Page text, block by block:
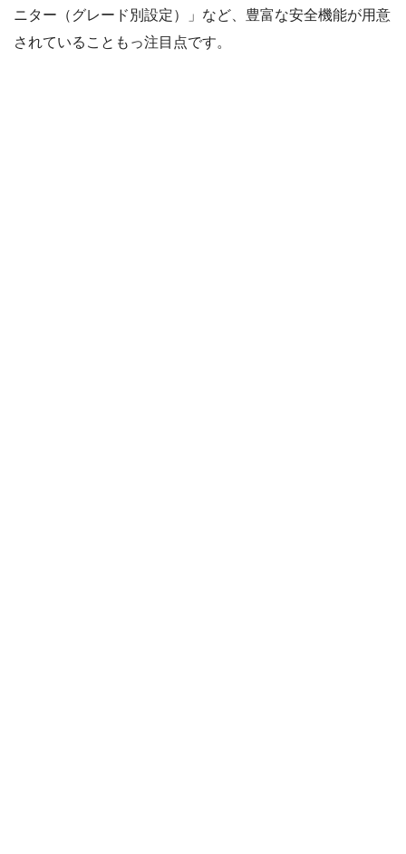
ニター（グレード別設定）」など、豊富な安全機能が用意
されていることもっ注目点です。